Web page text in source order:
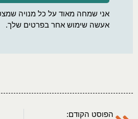
אני שמחה מאוד על כל מנויה
אעשה שימוש אחר בפרטים שלך.
הפוסט הקודם: